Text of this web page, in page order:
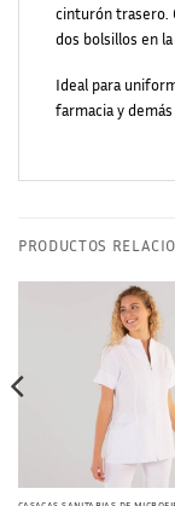
cinturón trasero.
dos bolsillos en
Ideal para
farmacia y
PRODUCTOS